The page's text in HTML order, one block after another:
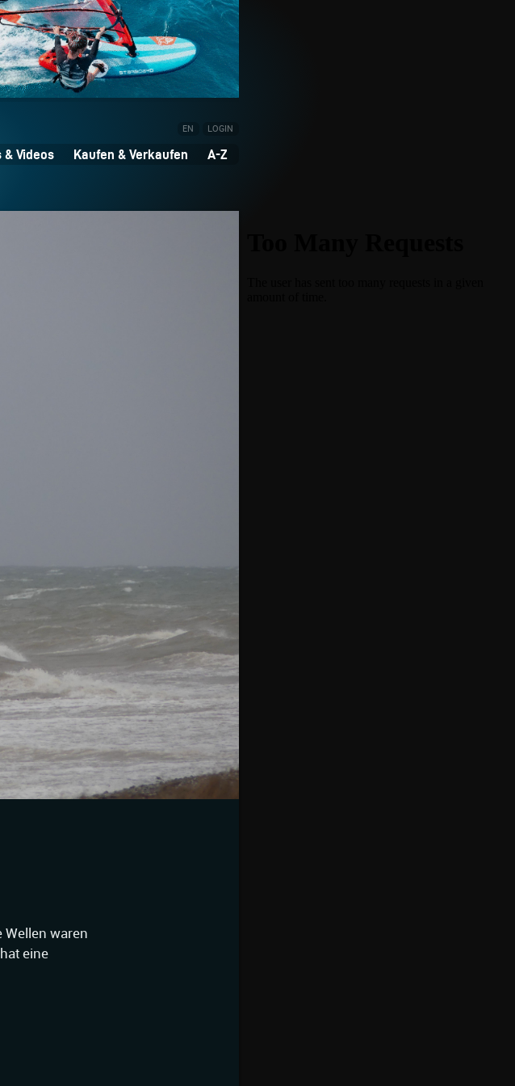
EN LOGIN
& Videos Kaufen & Verkaufen A-Z
Wellen waren
eine